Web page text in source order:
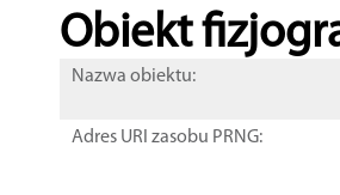
Obiekt
Nazwa obiektu:
Adres URI zasobu PRNG: